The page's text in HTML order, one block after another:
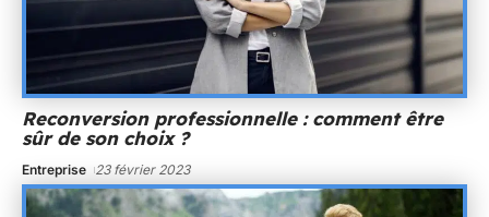
Reconversion professionnelle : comment être
sûr de son choix ?
Entreprise 23 février 2023